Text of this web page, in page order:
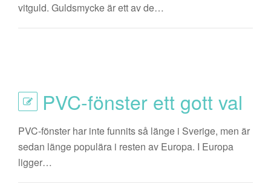
vitguld. Guldsmycke är ett av de…
PVC-fönster ett gott val
PVC-fönster har inte funnits så länge i Sverige, men är
sedan länge populära i resten av Europa. I Europa
ligger…